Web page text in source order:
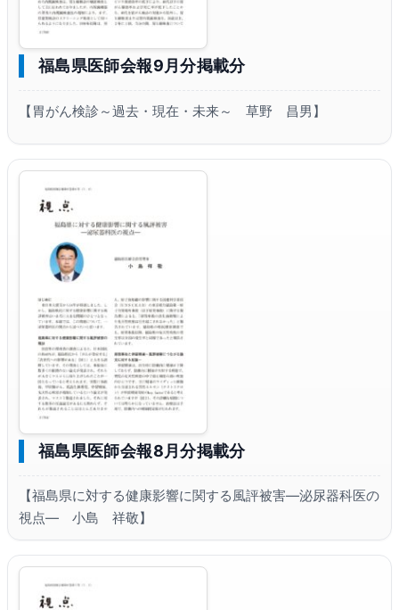
福島県医師会報9月分掲載分
【胃がん検診～過去・現在・未来～ 草野 昌男】
福島県医師会報8月分掲載分
【福島県に対する健康影響に関する風評被害―泌尿器科医の
視点― 小島 祥敬】